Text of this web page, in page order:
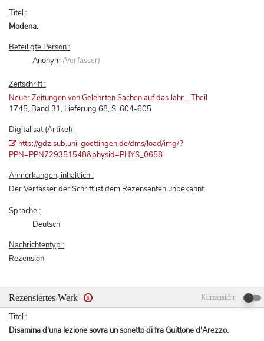
Titel :
Modena.
Beteiligte Person :
Anonym (Verfasser)
Zeitschrift :
Neuer Zeitungen von Gelehrten Sachen auf das Jahr... Theil
1745, Band 31, Lieferung 68, S. 604-605
Digitalisat (Artikel) :
http://gdz.sub.uni-goettingen.de/dms/load/img/?
PPN=PPN729351548&physid=PHYS_0658
Anmerkungen, inhaltlich :
Der Verfasser der Schrift ist dem Rezensenten unbekannt.
Sprache :
Deutsch
Nachrichtentyp :
Rezension
Rezensiertes Werk Kurzansicht
Titel :
Disamina d'una lezione sovra un sonetto di fra Guittone d'Arezzo.